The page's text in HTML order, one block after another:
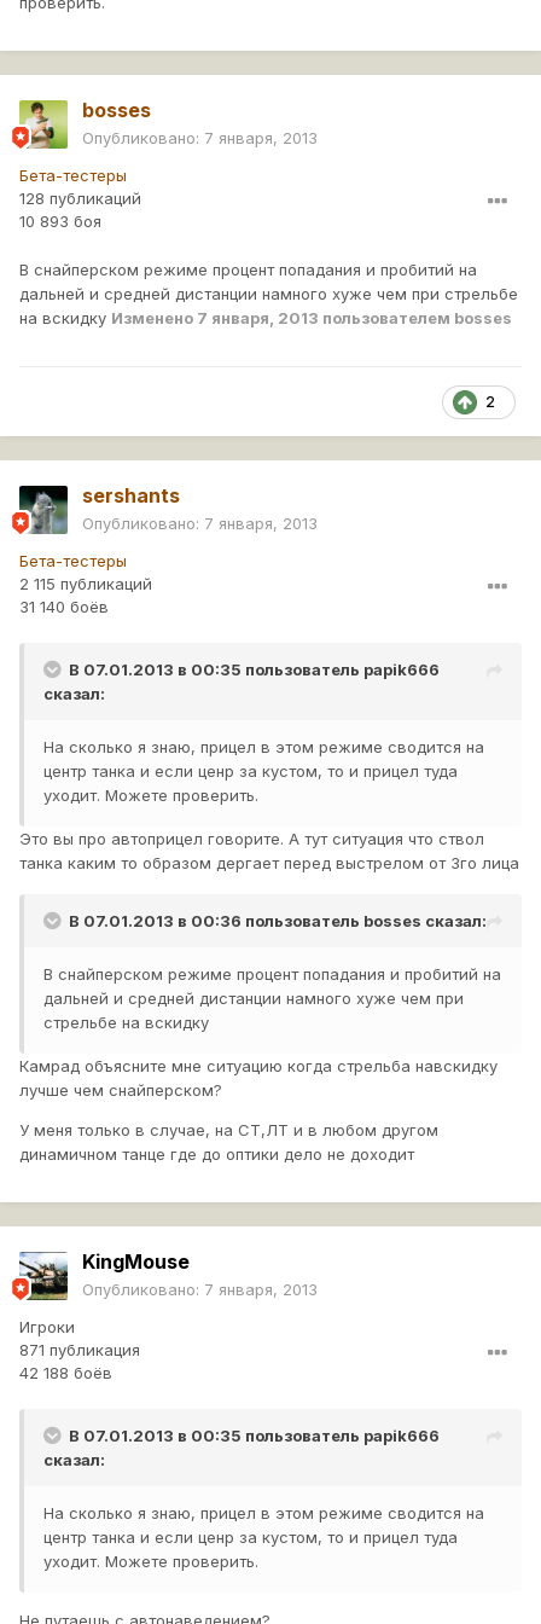
bosses
Опубликовано: 7 января, 2013
Бета-тестеры
128 публикаций
10 893 боя
В снайперском режиме процент попадания и пробитий на
дальней и средней дистанции намного хуже чем при стрельбе
на вскидку Изменено 7 января, 2013 пользователем bosses
2
sershants
Опубликовано: 7 января, 2013
Бета-тестеры
2 115 публикаций
31 140 боёв
В 07.01.2013 в 00:35 пользователь papik666
сказал:
На сколько я знаю, прицел в этом режиме сводится на
центр танка и если ценр за кустом, то и прицел туда
уходит. Можете проверить.
Это вы про автоприцел говорите. А тут ситуация что ствол
танка каким то образом дергает перед выстрелом от 3го лица
В 07.01.2013 в 00:36 пользователь bosses сказал:
В снайперском режиме процент попадания и пробитий на
дальней и средней дистанции намного хуже чем при
стрельбе на вскидку
Камрад объясните мне ситуацию когда стрельба навскидку
лучше чем снайперском?
У меня только в случае, на СТ,ЛТ и в любом другом
динамичном танце где до оптики дело не доходит
KingMouse
Опубликовано: 7 января, 2013
Игроки
871 публикация
42 188 боёв
В 07.01.2013 в 00:35 пользователь papik666
сказал:
На сколько я знаю, прицел в этом режиме сводится на
центр танка и если ценр за кустом, то и прицел туда
уходит. Можете проверить.